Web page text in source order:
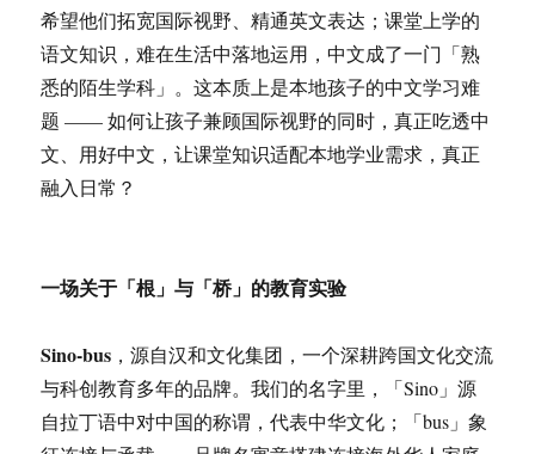
希望他们拓宽国际视野、精通英文表达；课堂上学的
语文知识，难在生活中落地运用，中文成了一门「熟
悉的陌生学科」。这本质上是本地孩子的中文学习难
题 —— 如何让孩子兼顾国际视野的同时，真正吃透中
文、用好中文，让课堂知识适配本地学业需求，真正
融入日常？
一场关于「根」与「桥」的教育实验
Sino-bus ，源自汉和文化集团，一个深耕跨国文化交流
与科创教育多年的品牌。我们的名字里，「Sino」源
自拉丁语中对中国的称谓，代表中华文化；「bus」象